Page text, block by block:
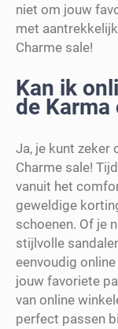
niet om jouw
met
Charme sale!
Kan ik
de Karma
Ja, je kunt zeker
Charme sale!
vanuit het
geweldige
schoenen. Of je
stijlvolle
eenvoudig
jouw favoriete
van online
perfect passen